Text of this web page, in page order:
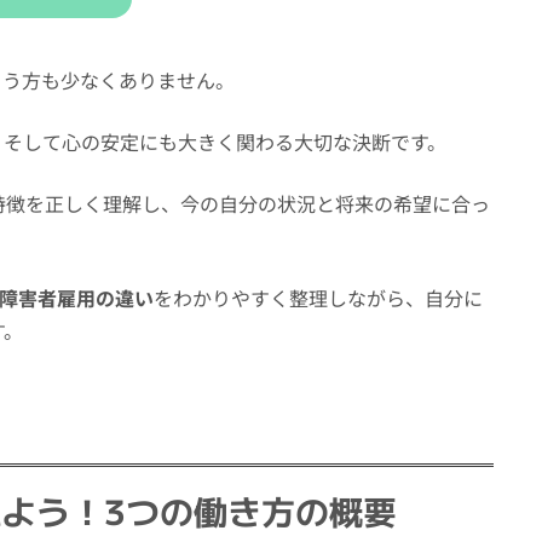
方も少なくありません。
して心の安定にも大きく関わる大切な決断です。
を正しく理解し、今の自分の状況と将来の希望に合っ
害者雇用の違いをわかりやすく整理しながら、自分に
う！3つの働き方の概要